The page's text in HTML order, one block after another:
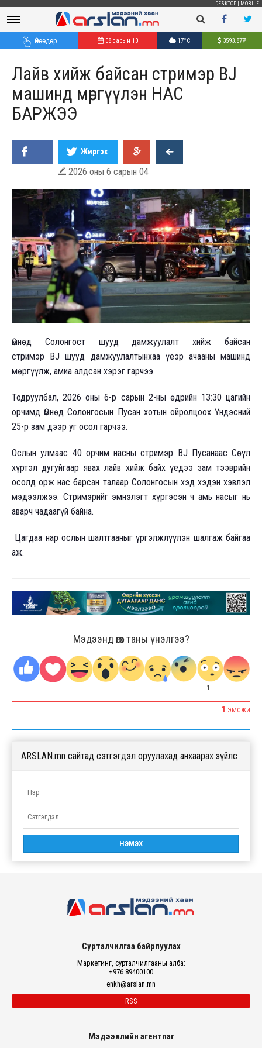
DESKTOP MOBILE
Өнөөдөр 08 сарын 10 17°C 3593.87₮
Лайв хийж байсан стримэр BJ
машинд мөргүүлэн НАС
БАРЖЭЭ
Жиргэх
 2026 оны 6 сарын 04
Өмнөд Солонгост шууд дамжуулалт хийж байсан
стримэр BJ шууд дамжуулалтынхаа үеэр ачааны машинд
мөргүүлж, амиа алдсан хэрэг гарчээ.
Тодруулбал, 2026 оны 6-р сарын 2-ны өдрийн 13:30 цагийн
орчимд Өмнөд Солонгосын Пусан хотын ойролцоох Үндэсний
25-р зам дээр уг осол гарчээ.
Ослын улмаас 40 орчим насны стримэр BJ Пусанаас Сөүл
хүртэл дугуйгаар явах лайв хийж байх үедээ зам тээврийн
осолд орж нас барсан талаар Солонгосын хэд хэдэн хэвлэл
мэдээлжээ. Стримэрийг эмнэлэгт хүргэсэн ч амь насыг нь
аварч чадаагүй байна.
Цагдаа нар ослын шалтгааныг үргэлжлүүлэн шалгаж байгаа
аж.
Мэдээнд өгөх таны үнэлгээ?
1
1 ЭМОЖИ
ARSLAN.mn сайтад сэтгэгдэл оруулахад анхаарах зүйлс
Сурталчилгаа байрлуулах
Маркетинг, сурталчилгааны алба:
+976 89400100
enkh@arslan.mn
RSS
Мэдээллийн агентлаг